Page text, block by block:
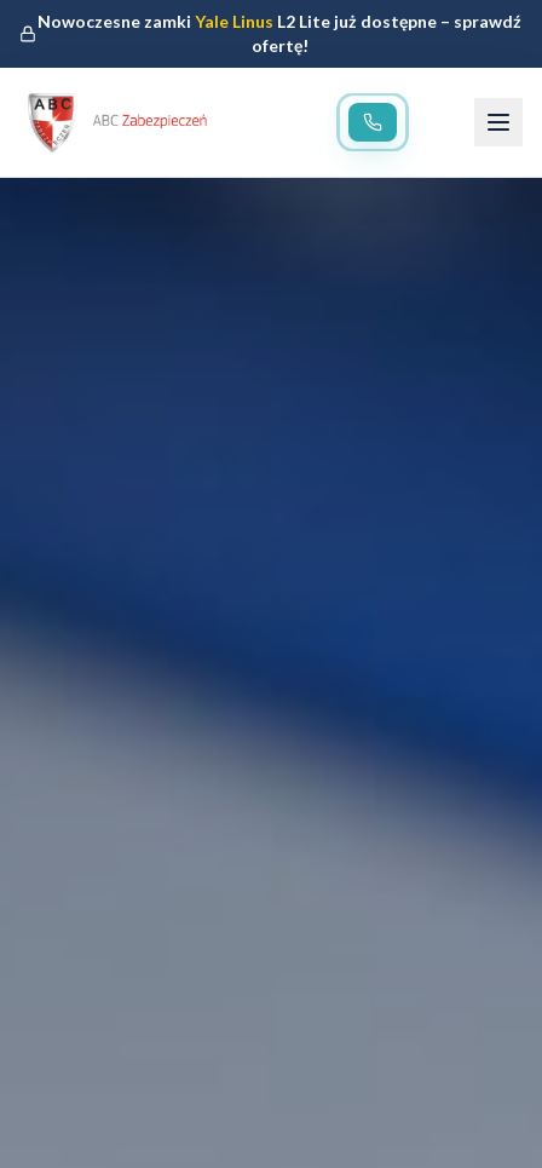
Nowoczesne zamkiYale Linus L2 Lite już dostępne – sprawdź
ofertę!